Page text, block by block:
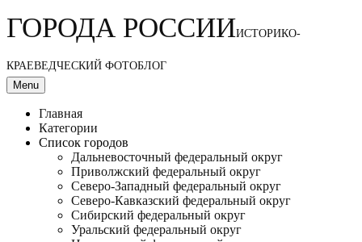
ГОРОДА РОССИИИСТОРИКО-
КРАЕВЕДЧЕСКИЙ ФОТОБЛОГ
Menu
Главная
Категории
Список городов
Дальневосточный федеральный округ
Приволжский федеральный округ
Северо-Западный федеральный округ
Северо-Кавказский федеральный округ
Сибирский федеральный округ
Уральский федеральный округ